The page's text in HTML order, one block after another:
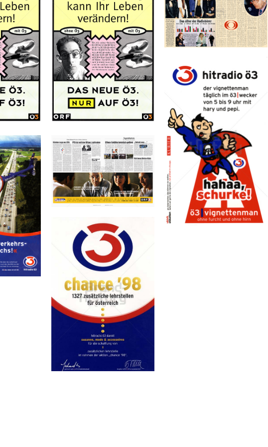
Ö3
Bild-ID: 69794
ORF Hitradio Ö3
ORF
Österreichischer
Rundfunk
1995
Bild-ID: 69794
ORF Hitradio Ö3
Österreichischer
Rundfunk
1996
Bild-ID: 73565
ORF Hitradio Ö3
ORF
Österreichischer
Rundfunk
1997
Bild-ID: 18741
Ö3
Bild-ID: 30864
ORF Hitradio Ö3
Österreichischer
Rundfunk
1998
Bild-ID: 30113
ORF Hitradio Ö3
ORF
Österreichischer
Rundfunk
1998
Bild-ID: 73873